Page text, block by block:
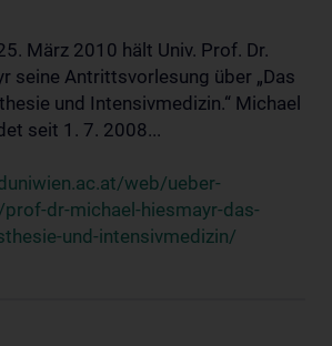
März 2010 hält Univ. Prof. Dr.
seine Antrittsvorlesung über „Das
und Intensivmedizin.“ Michael
seit 1. 7. 2008...
web/ueber-
dr-michael-hiesmayr-das-
und-intensivmedizin/